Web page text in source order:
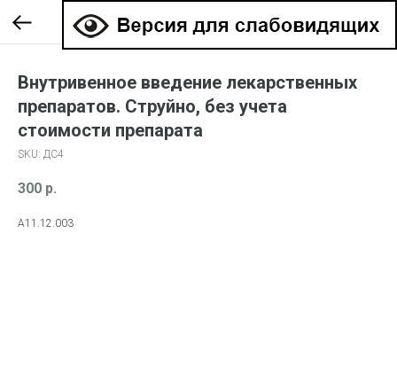
Внутривенное введение лекарственных
препаратов. Струйно, без учета
стоимости препарата
SKU: ДС4
300 р.
А11.12.003